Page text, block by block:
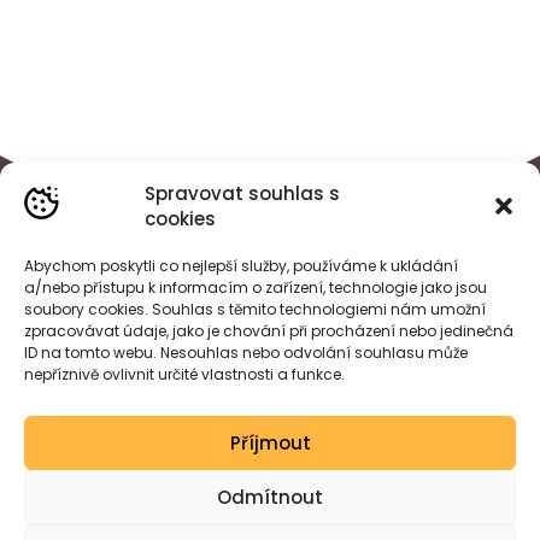
Spravovat souhlas s
cookies
Abychom poskytli co nejlepší služby, používáme k ukládání
a/nebo přístupu k informacím o zařízení, technologie jako jsou
soubory cookies. Souhlas s těmito technologiemi nám umožní
zpracovávat údaje, jako je chování při procházení nebo jedinečná
ID na tomto webu. Nesouhlas nebo odvolání souhlasu může
nepříznivě ovlivnit určité vlastnosti a funkce.
Příjmout
Odmítnout
Created by wessdesign.